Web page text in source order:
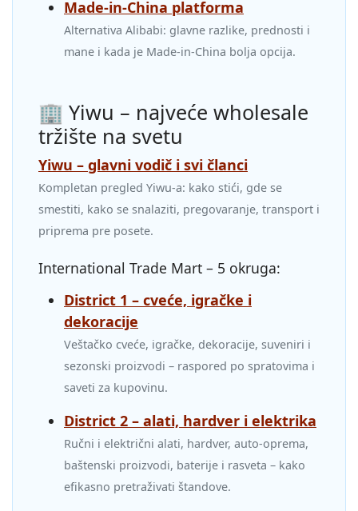
Made‑in‑China platforma
Alternativa Alibabi: glavne razlike, prednosti i
mane i kada je Made‑in‑China bolja opcija.
🏢 Yiwu – najveće wholesale
tržište na svetu
Yiwu – glavni vodič i svi članci
Kompletan pregled Yiwu‑a: kako stići, gde se
smestiti, kako se snalaziti, pregovaranje, transport i
priprema pre posete.
International Trade Mart – 5 okruga:
District 1 – cveće, igračke i
dekoracije
Veštačko cveće, igračke, dekoracije, suveniri i
sezonski proizvodi – raspored po spratovima i
saveti za kupovinu.
District 2 – alati, hardver i elektrika
Ručni i električni alati, hardver, auto‑oprema,
baštenski proizvodi, baterije i rasveta – kako
efikasno pretraživati štandove.